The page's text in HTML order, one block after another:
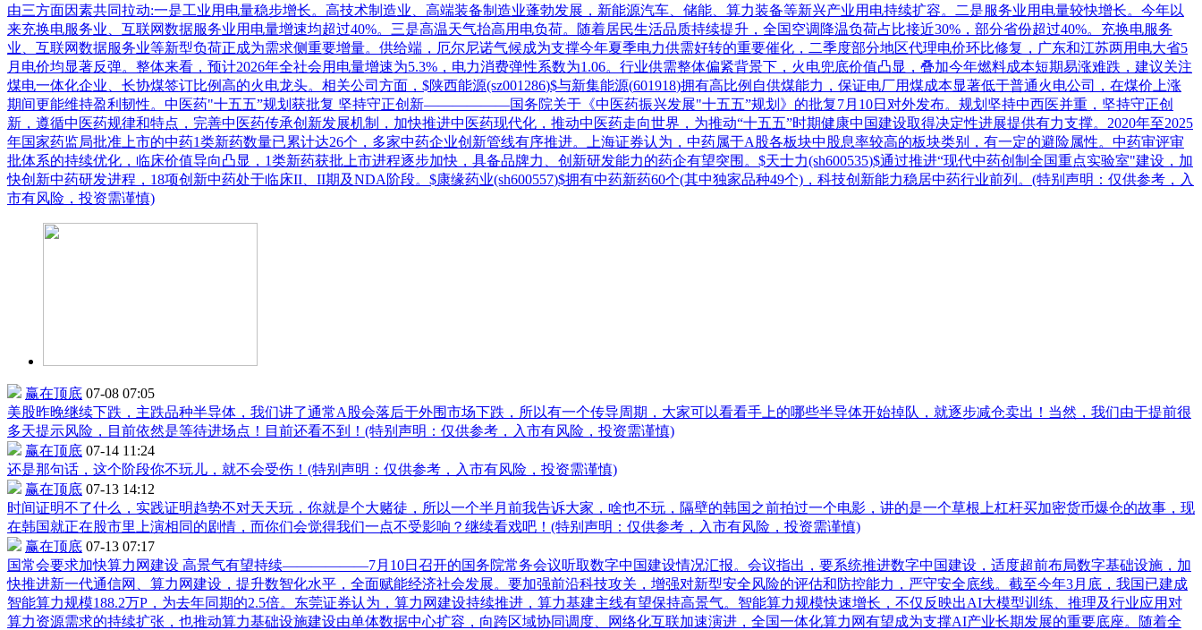
由三方面因素共同拉动:一是工业用电量稳步增长。高技术制造业、高端装备制造业蓬勃发展，新能源汽车、储能、算力装备等新兴产业用电持续扩容。二是服务业用电量较快增长。今年以
来充换电服务业、互联网数据服务业用电量增速均超过40%。三是高温天气抬高用电负荷。随着居民生活品质持续提升，全国空调降温负荷占比接近30%，部分省份超过40%。充换电服务
业、互联网数据服务业等新型负荷正成为需求侧重要增量。供给端，厄尔尼诺气候成为支撑今年夏季电力供需好转的重要催化，二季度部分地区代理电价环比修复，广东和江苏两用电大省5
月电价均显著反弹。整体来看，预计2026年全社会用电量增速为5.3%，电力消费弹性系数为1.06。行业供需整体偏紧背景下，火电兜底价值凸显，叠加今年燃料成本短期易涨难跌，建议关注
煤电一体化企业、长协煤签订比例高的火电龙头。相关公司方面，$陕西能源(sz001286)$与新集能源(601918)拥有高比例自供煤能力，保证电厂用煤成本显著低于普通火电公司，在煤价上涨
期间更能维持盈利韧性。中医药"十五五”规划获批复 坚持守正创新——————国务院关于《中医药振兴发展"十五五”规划》的批复7月10日对外发布。规划坚持中西医并重，坚持守正创
新，遵循中医药规律和特点，完善中医药传承创新发展机制，加快推进中医药现代化，推动中医药走向世界，为推动“十五五”时期健康中国建设取得决定性进展提供有力支撑。2020年至2025
年国家药监局批准上市的中药1类新药数量已累计达26个，多家中药企业创新管线有序推进。上海证券认为，中药属于A股各板块中股息率较高的板块类别，有一定的避险属性。中药审评审
批体系的持续优化，临床价值导向凸显，1类新药获批上市进程逐步加快，具备品牌力、创新研发能力的药企有望突围。$天士力(sh600535)$通过推进“现代中药创制全国重点实验室"建设，加
快创新中药研发进程，18项创新中药处于临床II、II期及NDA阶段。$康缘药业(sh600557)$拥有中药新药60个(其中独家品种49个)，科技创新能力稳居中药行业前列。(特别声明：仅供参考，入
市有风险，投资需谨慎)
赢在顶底 07-08 07:05
美股昨晚继续下跌，主跌品种半导体，我们讲了通常A股会落后于外围市场下跌，所以有一个传导周期，大家可以看看手上的哪些半导体开始掉队，就逐步减仓卖出！当然，我们由于提前很
多天提示风险，目前依然是等待进场点！目前还看不到！(特别声明：仅供参考，入市有风险，投资需谨慎)
赢在顶底 07-14 11:24
还是那句话，这个阶段你不玩儿，就不会受伤！(特别声明：仅供参考，入市有风险，投资需谨慎)
赢在顶底 07-13 14:12
时间证明不了什么，实践证明趋势不对天天玩，你就是个大赌徒，所以一个半月前我告诉大家，啥也不玩，隔壁的韩国之前拍过一个电影，讲的是一个草根上杠杆买加密货币爆仓的故事，现
在韩国就正在股市里上演相同的剧情，而你们会觉得我们一点不受影响？继续看戏吧！(特别声明：仅供参考，入市有风险，投资需谨慎)
赢在顶底 07-13 07:17
国常会要求加快算力网建设 高景气有望持续——————7月10日召开的国务院常务会议听取数字中国建设情况汇报。会议指出，要系统推进数字中国建设，适度超前布局数字基础设施，加
快推进新一代通信网、算力网建设，提升数智化水平，全面赋能经济社会发展。要加强前沿科技攻关，增强对新型安全风险的评估和防控能力，严守安全底线。截至今年3月底，我国已建成
智能算力规模188.2万P，为去年同期的2.5倍。东莞证券认为，算力网建设持续推进，算力基建主线有望保持高景气。智能算力规模快速增长，不仅反映出AI大模型训练、推理及行业应用对
算力资源需求的持续扩张，也推动算力基础设施建设由单体数据中心扩容，向跨区域协同调度、网络化互联加速演进，全国一体化算力网有望成为支撑AI产业长期发展的重要底座。随着全